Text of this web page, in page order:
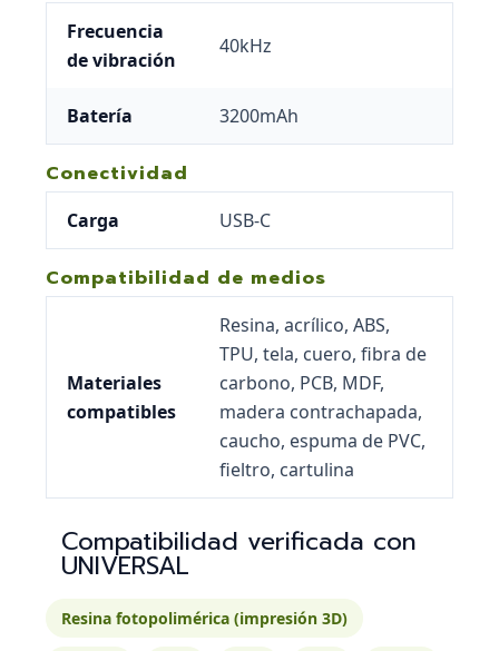
Frecuencia
de vibración
40kHz
Batería 3200mAh
Conectividad
Carga USB-C
Compatibilidad de medios
Materiales
compatibles
Resina, acrílico, ABS,
TPU, tela, cuero, fibra de
carbono, PCB, MDF,
madera contrachapada,
caucho, espuma de PVC,
fieltro, cartulina
Compatibilidad verificada con
UNIVERSAL
Resina fotopolimérica (impresión 3D)